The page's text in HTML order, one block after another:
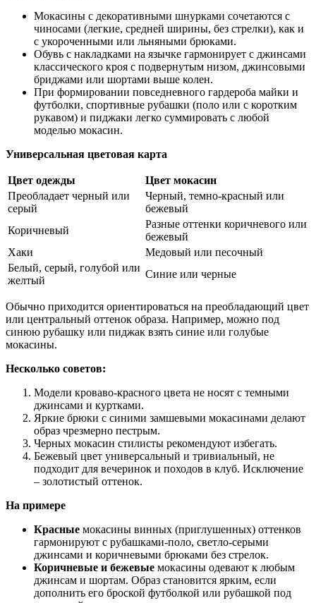
Мокасины с декоративными шнурками сочетаются с
чиносами (легкие, средней ширины, без стрелки), как и
с укороченными или льняными брюками.
Обувь с накладками на язычке гармонирует с джинсами
классического кроя с подвернутым низом, джинсовыми
бриджами или шортами выше колен.
При формировании повседневного гардероба майки и
футболки, спортивные рубашки (поло или с коротким
рукавом) и пиджаки легко суммировать с любой
моделью мокасин.
Универсальная цветовая карта
Цвет одежды
Цвет мокасин
Преобладает черный или
серый
Черный, темно-красный или
бежевый
Коричневый
Разные оттенки коричневого или
бежевый
Хаки
Медовый или песочный
Белый, серый, голубой или
желтый
Синие или черные
Обычно приходится ориентироваться на преобладающий цвет
или центральный оттенок образа. Например, можно под
синюю рубашку или пиджак взять синие или голубые
мокасины.
Несколько советов:
Модели кроваво-красного цвета не носят с темными
джинсами и куртками.
Яркие брюки с синими замшевыми мокасинами делают
образ чрезмерно пестрым.
Черных мокасин стилисты рекомендуют избегать.
Бежевый цвет универсальный и тривиальный, не
подходит для вечеринок и походов в клуб. Исключение
– золотистый оттенок.
На примере
Красные мокасины винных (приглушенных) оттенков
гармонируют с рубашками-поло, светло-серыми
джинсами и коричневыми брюками без стрелок.
Коричневые и бежевые мокасины одевают к любым
джинсам и шортам. Образ становится ярким, если
дополнить его броской футболкой или рубашкой под